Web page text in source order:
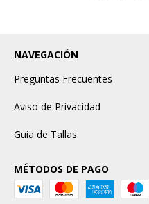
NAVEGACIÓN
Preguntas Frecuentes
Aviso de Privacidad
Guia de Tallas
MÉTODOS DE PAGO